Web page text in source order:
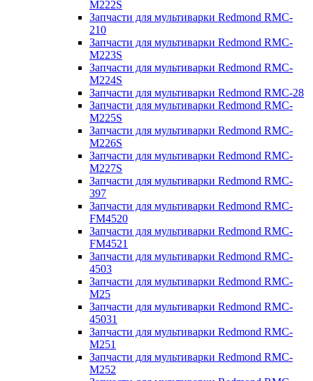
M222S
Запчасти для мультиварки Redmond RMC-
210
Запчасти для мультиварки Redmond RMC-
M223S
Запчасти для мультиварки Redmond RMC-
M224S
Запчасти для мультиварки Redmond RMC-28
Запчасти для мультиварки Redmond RMC-
M225S
Запчасти для мультиварки Redmond RMC-
M226S
Запчасти для мультиварки Redmond RMC-
M227S
Запчасти для мультиварки Redmond RMC-
397
Запчасти для мультиварки Redmond RMC-
FM4520
Запчасти для мультиварки Redmond RMC-
FM4521
Запчасти для мультиварки Redmond RMC-
4503
Запчасти для мультиварки Redmond RMC-
M25
Запчасти для мультиварки Redmond RMC-
45031
Запчасти для мультиварки Redmond RMC-
M251
Запчасти для мультиварки Redmond RMC-
M252